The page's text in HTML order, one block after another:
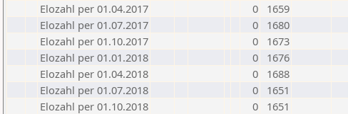
Elozahl per 01.04.2017
0
1659
Elozahl per 01.07.2017
0
1680
Elozahl per 01.10.2017
0
1673
Elozahl per 01.01.2018
0
1676
Elozahl per 01.04.2018
0
1688
Elozahl per 01.07.2018
0
1651
Elozahl per 01.10.2018
0
1651